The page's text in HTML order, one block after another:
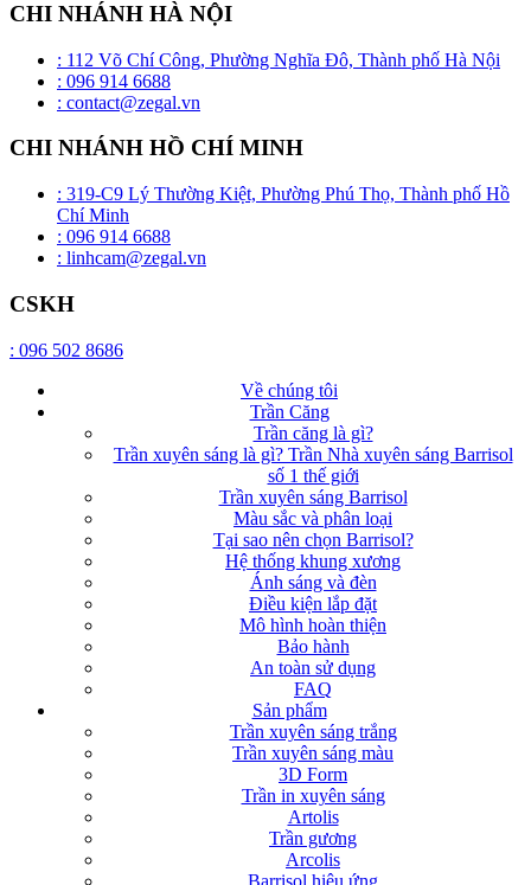
CHI NHÁNH HÀ NỘI
: 112 Võ Chí Công, Phường Nghĩa Đô, Thành phố Hà Nội
: 096 914 6688
: contact@zegal.vn
CHI NHÁNH HỒ CHÍ MINH
: 319-C9 Lý Thường Kiệt, Phường Phú Thọ, Thành phố Hồ
Chí Minh
: 096 914 6688
: linhcam@zegal.vn
CSKH
: 096 502 8686
Về chúng tôi
Trần Căng
Trần căng là gì?
Trần xuyên sáng là gì? Trần Nhà xuyên sáng Barrisol
số 1 thế giới
Trần xuyên sáng Barrisol
Màu sắc và phân loại
Tại sao nên chọn Barrisol?
Hệ thống khung xương
Ánh sáng và đèn
Điều kiện lắp đặt
Mô hình hoàn thiện
Bảo hành
An toàn sử dụng
FAQ
Sản phẩm
Trần xuyên sáng trắng
Trần xuyên sáng màu
3D Form
Trần in xuyên sáng
Artolis
Trần gương
Arcolis
Barrisol hiệu ứng